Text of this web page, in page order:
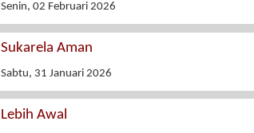
Senin, 02 Februari 2026
Sukarela Aman
Sabtu, 31 Januari 2026
Lebih Awal